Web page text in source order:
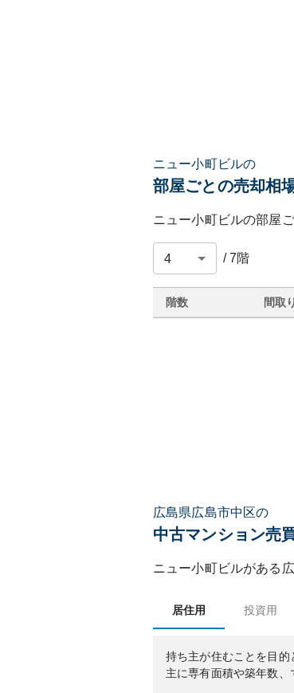
ニュー小町ビルの
部屋ごとの売却相
ニュー小町ビルの部屋
/7階
階数 間取り
広島県広島市中区の
中古マンション売
ニュー小町ビルがある
居住用 投資用
持ち主が住むことを目的
主に専有面積や築年数、